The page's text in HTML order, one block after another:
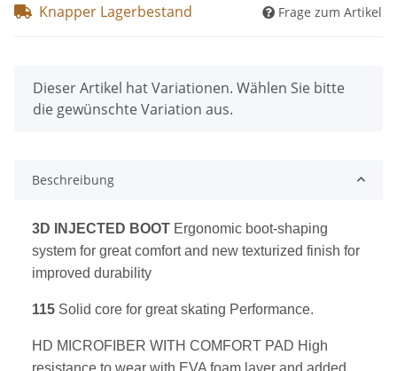
Knapper Lagerbestand Frage zum Artikel
x
Dieser Artikel hat Variationen. Wählen Sie bitte
die gewünschte Variation aus.
Beschreibung
3D INJECTED BOOT Ergonomic boot-shaping
system for great comfort and new texturized finish for
improved durability
115 Solid core for great skating Performance.
HD MICROFIBER WITH COMFORT PAD High
resistance to wear with EVA foam layer and added